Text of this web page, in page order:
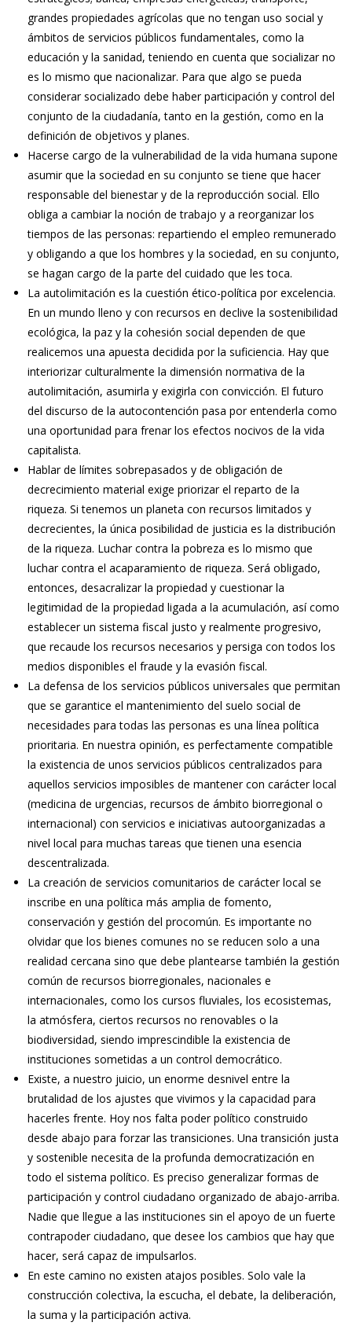
grandes propiedades agrícolas que no tengan uso social y
ámbitos de servicios públicos fundamentales, como la
educación y la sanidad, teniendo en cuenta que socializar no
es lo mismo que nacionalizar. Para que algo se pueda
considerar socializado debe haber participación y control del
conjunto de la ciudadanía, tanto en la gestión, como en la
definición de objetivos y planes.
Hacerse cargo de la vulnerabilidad de la vida humana supone
asumir que la sociedad en su conjunto se tiene que hacer
responsable del bienestar y de la reproducción social. Ello
obliga a cambiar la noción de trabajo y a reorganizar los
tiempos de las personas: repartiendo el empleo remunerado
y obligando a que los hombres y la sociedad, en su conjunto,
se hagan cargo de la parte del cuidado que les toca.
La autolimitación es la cuestión ético-política por excelencia.
En un mundo lleno y con recursos en declive la sostenibilidad
ecológica, la paz y la cohesión social dependen de que
realicemos una apuesta decidida por la suficiencia. Hay que
interiorizar culturalmente la dimensión normativa de la
autolimitación, asumirla y exigirla con convicción. El futuro
del discurso de la autocontención pasa por entenderla como
una oportunidad para frenar los efectos nocivos de la vida
capitalista.
Hablar de límites sobrepasados y de obligación de
decrecimiento material exige priorizar el reparto de la
riqueza. Si tenemos un planeta con recursos limitados y
decrecientes, la única posibilidad de justicia es la distribución
de la riqueza. Luchar contra la pobreza es lo mismo que
luchar contra el acaparamiento de riqueza. Será obligado,
entonces, desacralizar la propiedad y cuestionar la
legitimidad de la propiedad ligada a la acumulación, así como
establecer un sistema fiscal justo y realmente progresivo,
que recaude los recursos necesarios y persiga con todos los
medios disponibles el fraude y la evasión fiscal.
La defensa de los servicios públicos universales que permitan
que se garantice el mantenimiento del suelo social de
necesidades para todas las personas es una línea política
prioritaria. En nuestra opinión, es perfectamente compatible
la existencia de unos servicios públicos centralizados para
aquellos servicios imposibles de mantener con carácter local
(medicina de urgencias, recursos de ámbito biorregional o
internacional) con servicios e iniciativas autoorganizadas a
nivel local para muchas tareas que tienen una esencia
descentralizada.
La creación de servicios comunitarios de carácter local se
inscribe en una política más amplia de fomento,
conservación y gestión del procomún. Es importante no
olvidar que los bienes comunes no se reducen solo a una
realidad cercana sino que debe plantearse también la gestión
común de recursos biorregionales, nacionales e
internacionales, como los cursos fluviales, los ecosistemas,
la atmósfera, ciertos recursos no renovables o la
biodiversidad, siendo imprescindible la existencia de
instituciones sometidas a un control democrático.
Existe, a nuestro juicio, un enorme desnivel entre la
brutalidad de los ajustes que vivimos y la capacidad para
hacerles frente. Hoy nos falta poder político construido
desde abajo para forzar las transiciones. Una transición justa
y sostenible necesita de la profunda democratización en
todo el sistema político. Es preciso generalizar formas de
participación y control ciudadano organizado de abajo-arriba.
Nadie que llegue a las instituciones sin el apoyo de un fuerte
contrapoder ciudadano, que desee los cambios que hay que
hacer, será capaz de impulsarlos.
En este camino no existen atajos posibles. Solo vale la
construcción colectiva, la escucha, el debate, la deliberación,
la suma y la participación activa.